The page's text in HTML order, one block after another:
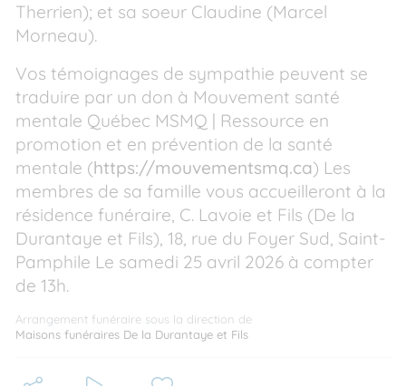
Therrien); et sa soeur Claudine (Marcel
Morneau).
Vos témoignages de sympathie peuvent se
traduire par un don à Mouvement santé
mentale Québec MSMQ | Ressource en
promotion et en prévention de la santé
mentale (https://mouvementsmq.ca) Les
membres de sa famille vous accueilleront à la
résidence funéraire, C. Lavoie et Fils (De la
Durantaye et Fils), 18, rue du Foyer Sud, Saint-
Pamphile Le samedi 25 avril 2026 à compter
de 13h.
Arrangement funéraire sous la direction de
Maisons funéraires De la Durantaye et Fils